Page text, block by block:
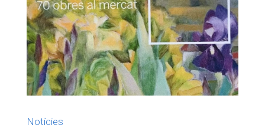
Notícies